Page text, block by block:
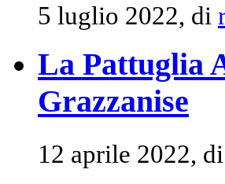
5 luglio 2022, di
La Pattuglia
Grazzanise
12 aprile 2022, di